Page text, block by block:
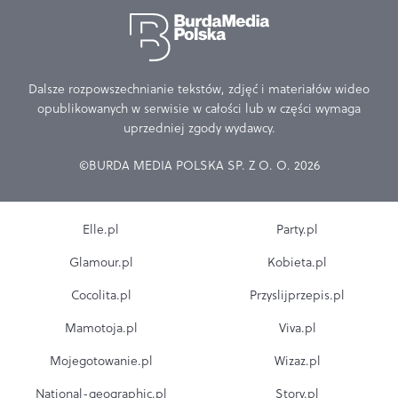
Dalsze rozpowszechnianie tekstów, zdjęć i materiałów wideo
opublikowanych w serwisie w całości lub w części wymaga
uprzedniej zgody wydawcy.
©BURDA MEDIA POLSKA SP. Z O. O. 2026
Elle.pl
Glamour.pl
Cocolita.pl
Mamotoja.pl
Mojegotowanie.pl
National-geographic.pl
Party.pl
Kobieta.pl
Przyslijprzepis.pl
Viva.pl
Wizaz.pl
Story.pl